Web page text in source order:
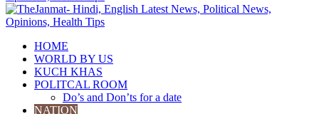
HOME
WORLD BY US
KUCH KHAS
POLITCAL ROOM
Do’s and Don’ts for a date
NATION